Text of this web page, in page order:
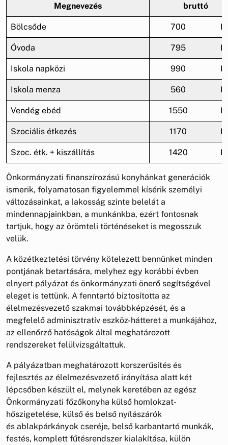
Megnevezés bruttó
Bölcsőde 700 Ft
Óvoda 795 Ft
Iskola napközi 990 Ft
Iskola menza 560 Ft
Vendég ebéd 1550 Ft
Szociális étkezés 1170 Ft
Szoc. étk. + kiszállítás 1420 Ft
Önkormányzati finanszírozású konyhánkat generációk
ismerik, folyamatosan figyelemmel kísérik személyi
változásainkat, a lakosság szinte belelát a
mindennapjainkban, a munkánkba, ezért fontosnak
tartjuk, hogy az örömteli történéseket is megosszuk
velük.
A közétkeztetési törvény kötelezett bennünket minden
pontjának betartására, melyhez egy korábbi évben
elnyert pályázat és önkormányzati önerő segítségével
eleget is tettünk. A fenntartó biztosította az
élelmezésvezető szakmai továbbképzését, és a
megfelelő adminisztratív eszköz-hátteret a munkájához,
az ellenőrző hatóságok által meghatározott
rendszereket felülvizsgáltattuk.
A pályázatban meghatározott korszerűsítés és
fejlesztés az élelmezésvezető irányítása alatt két
lépcsőben készült el, melynek keretében az egész
Önkormányzati főzőkonyha külső homlokzat-
hőszigetelése, külső és belső nyílászárók
és ablakpárkányok cseréje, belső karbantartó munkák,
festés, komplett fűtésrendszer kialakítása, külön